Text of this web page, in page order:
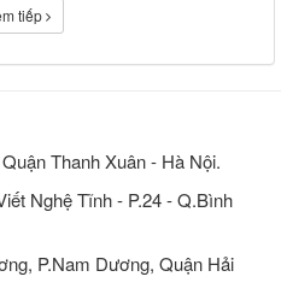
tiếp
Thanh Xuân - Hà Nội.
Nghệ Tĩnh - P.24 - Q.Bình
P.Nam Dương, Quận Hải